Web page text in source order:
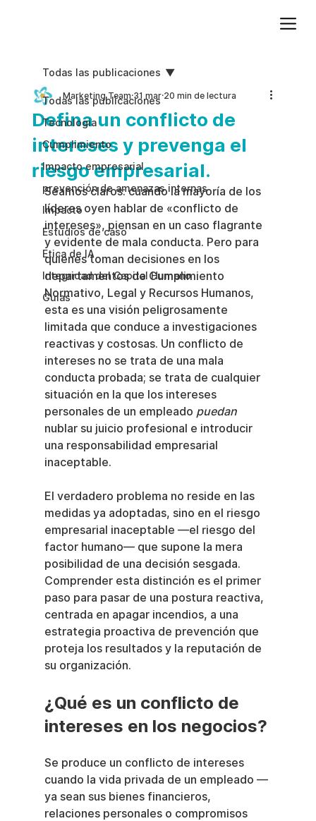
Todas las publicaciones
Tecnologia
Cumplimiento
Impacto empresarial
prevención de amenazas internas
Impacto
Estudios de caso
Etica de IA
Integridad del Capital Humano
Guias
Todas las publicaciones
Defina un conflicto de
intereses y prevenga el
riesgo empresarial.
Marketing Team 31 mar 20 min de lectura
Seamos claros: cuando la mayoría de los
líderes oyen hablar de «conflicto de
intereses», piensan en un caso flagrante
y evidente de mala conducta. Pero para
quienes toman decisiones en los
departamentos de Cumplimiento
Normativo, Legal y Recursos Humanos,
esta es una visión peligrosamente
limitada que conduce a investigaciones
reactivas y costosas. Un conflicto de
intereses no se trata de una mala
conducta probada; se trata de cualquier
situación en la que los intereses
personales de un empleado puedan
nublar su juicio profesional e introducir
una responsabilidad empresarial
inaceptable.
El verdadero problema no reside en las
medidas ya adoptadas, sino en el riesgo
empresarial inaceptable —el riesgo del
factor humano— que supone la mera
posibilidad de una decisión sesgada.
Comprender esta distinción es el primer
paso para pasar de una postura reactiva,
centrada en apagar incendios, a una
estrategia proactiva de prevención que
proteja los resultados y la reputación de
su organización.
¿Qué es un conflicto de
intereses en los negocios?
Se produce un conflicto de intereses
cuando la vida privada de un empleado —
ya sean sus bienes financieros,
relaciones personales o compromisos